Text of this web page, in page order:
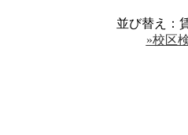
並び替え：
»校区